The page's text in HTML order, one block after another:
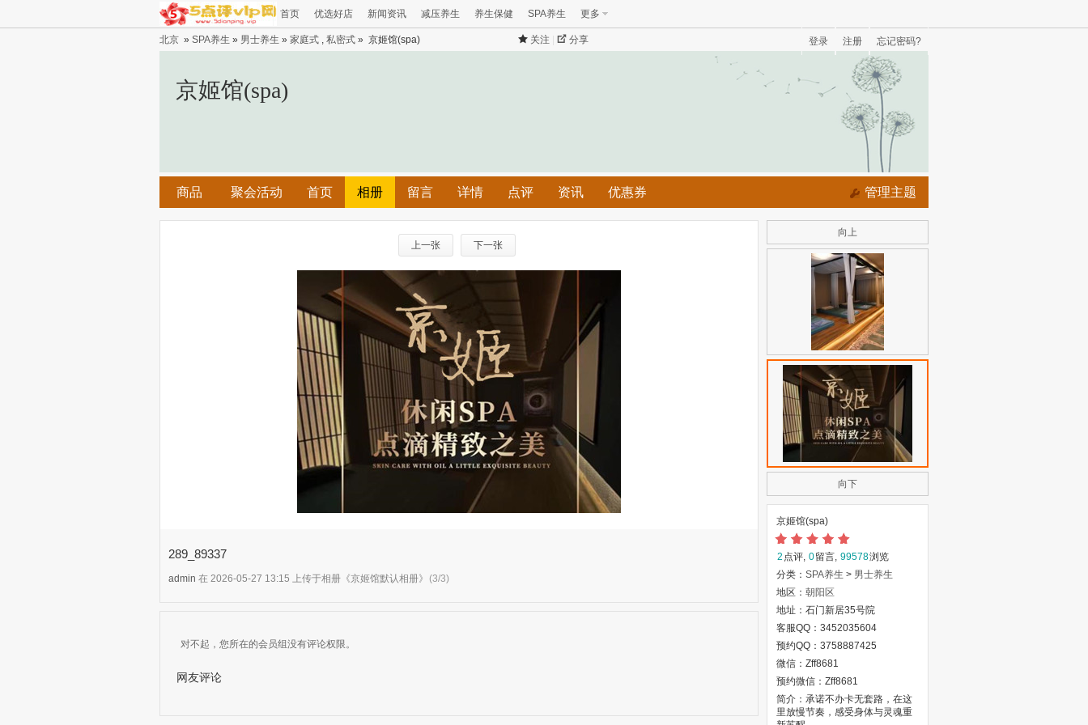
首页 优选好店 新闻资讯 减压养生 养生保健 SPA养生 更多
忘记密码?
注册
登录
关注 分享
北京 » SPA养生 » 男士养生 » 家庭式 , 私密式 » 京姬馆(spa)
京姬馆(spa)
商品 聚会活动 首页 相册 留言 详情 点评 资讯 优惠券 管理主题
上一张 下一张
289_89337
admin 在 2026-05-27 13:15 上传于相册《京姬馆默认相册》 (3/3)
对不起，您所在的会员组没有评论权限。
网友评论
向上
向下
京姬馆(spa)
2 点评, 0留言, 99578浏览
分类： SPA养生 > 男士养生
地区： 朝阳区
地址：石门新居35号院
客服QQ：3452035604
预约QQ：3758887425
微信：Zff8681
预约微信：Zff8681
简介：承诺不办卡无套路，在这
里放慢节奏，感受身体与灵魂重